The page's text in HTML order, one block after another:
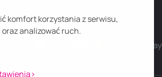
komfort korzystania z serwisu,
analizować ruch.